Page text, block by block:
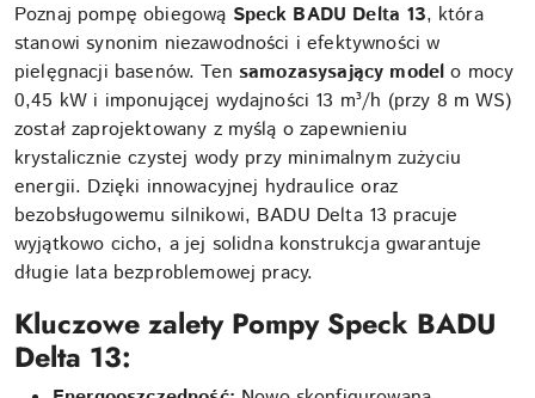
Poznaj pompę obiegową Speck BADU Delta 13, która
stanowi synonim niezawodności i efektywności w
pielęgnacji basenów. Tensamozasysający model o mocy
0,45 kW i imponującej wydajności 13 m³/h (przy 8 m WS)
został zaprojektowany z myślą o zapewnieniu
krystalicznie czystej wody przy minimalnym zużyciu
energii. Dzięki innowacyjnej hydraulice oraz
bezobsługowemu silnikowi, BADU Delta 13 pracuje
wyjątkowo cicho, a jej solidna konstrukcja gwarantuje
długie lata bezproblemowej pracy.
Kluczowe zalety Pompy Speck BADU
Delta 13: